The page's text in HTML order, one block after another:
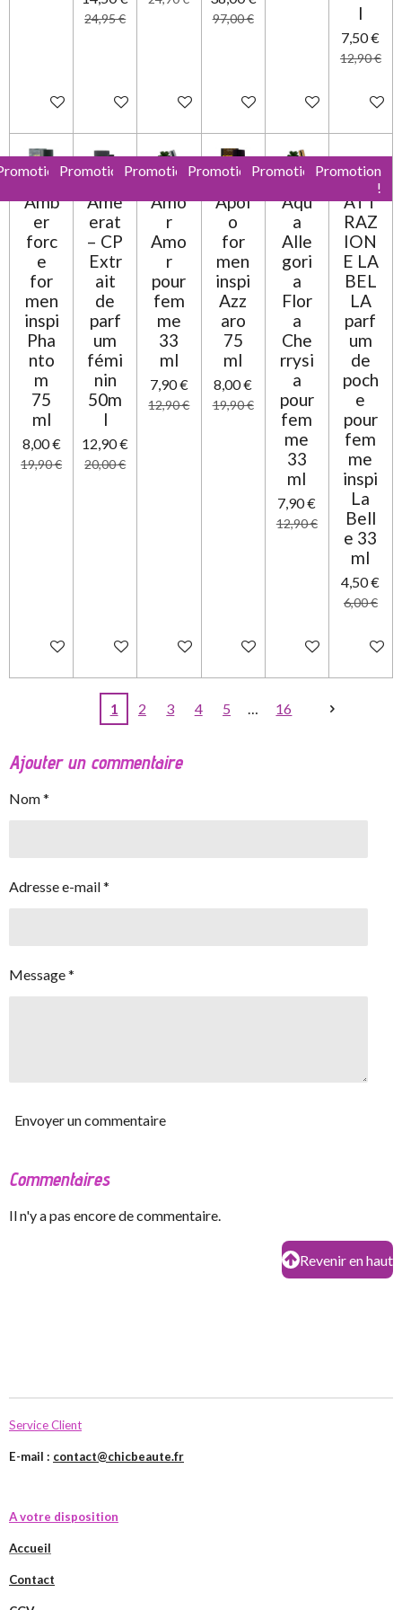
Ajouter au panier
24,95 €
Ajouter au panierAjouter au panier
97,00 €
Ajouter au panierAjouter au panier
l
7,50 €
12,90 €
Ajouter
Amb
er
forc
e
for
men
inspi
Pha
nto
m
75
ml
8,00 €
19,90 €
Ajouter au panier
Promotion
Ame
erat
– CP
Extr
ait
de
parf
um
fémi
nin
50m
l
12,90 €
20,00 €
Ajouter au panier
Promotion
Amo
r
Amo
r
pour
fem
me
33
ml
7,90 €
12,90 €
Ajouter au panier
Promotion
Apol
o
for
men
inspi
Azz
aro
75
ml
8,00 €
19,90 €
Ajouter au panier
Promotion
Aqu
a
Alle
gori
a
Flor
a
Che
rrysi
a
pour
fem
me
33
ml
7,90 €
12,90 €
Ajouter au panier
Promotion
!
ATT
RAZ
ION
E LA
BEL
LA
parf
um
de
poch
e
pour
fem
me
inspi
La
Bell
e 33
ml
4,50 €
6,00 €
Ajouter
1 2 3 4 5 16
Ajouter un commentaire
Nom *
Adresse e-mail *
Message *
Envoyer un commentaire
Commentaires
Il n'y a pas encore de commentaire.
Revenir en haut
Service Client
E-mail : contact@chicbeaute.fr
A votre disposition
Accueil
Contact